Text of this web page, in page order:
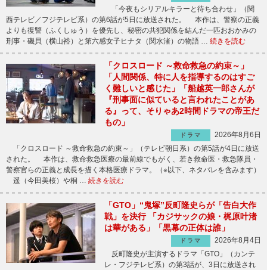
「今夜もシリアルキラーと待ち合わせ」（関
西テレビ／フジテレビ系）の第6話が5日に放送された。 本作は、警察の正義
よりも復讐（ふくしゅう）を優先し、秘密の共犯関係を結んだ一匹おおかみの
刑事・磯貝（横山裕）と第六感女子ヒナタ（関水渚）の物語 … 続きを読む
「クロスロード ～救命救急の約束～」
「人間関係、特に人を指導するのはすご
く難しいと感じた」「船越英一郎さんが
『刑事面に似ていると言われたことがあ
る』って、そりゃあ2時間ドラマの帝王だ
もの」
ドラマ
2026年8月6日
「クロスロード ～救命救急の約束～」（テレビ朝日系）の第5話が4日に放送
された。 本作は、救命救急医療の最前線でもがく、若き救命医・救急隊員・
警察官らの正義と成長を描く本格医療ドラマ。（※以下、ネタバレを含みます）
遥（今田美桜）や桐 … 続きを読む
「GTO」“鬼塚”反町隆史らが「告白大作
戦」を決行 「カジサックの娘・梶原叶渚
は華がある」「黒幕の正体は誰」
ドラマ
2026年8月4日
反町隆史が主演するドラマ「GTO」（カンテ
レ・フジテレビ系）の第3話が、3日に放送され